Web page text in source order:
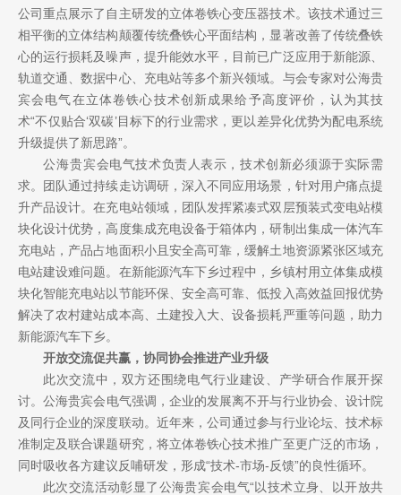
公司重点展示了自主研发的立体卷铁心变压器技术。该技术通过三
相平衡的立体结构颠覆传统叠铁心平面结构，显著改善了传统叠铁
心的运行损耗及噪声，提升能效水平，目前已广泛应用于新能源、
轨道交通、数据中心、充电站等多个新兴领域。与会专家对公海贵
宾会电气在立体卷铁心技术创新成果给予高度评价，认为其技
术“不仅贴合‘双碳’目标下的行业需求，更以差异化优势为配电系统
升级提供了新思路”。
公海贵宾会电气技术负责人表示，技术创新必须源于实际需
求。团队通过持续走访调研，深入不同应用场景，针对用户痛点提
升产品设计。在充电站领域，团队发挥紧凑式双层预装式变电站模
块化设计优势，高度集成充电设备于箱体内，研制出集成一体汽车
充电站，产品占地面积小且安全高可靠，缓解土地资源紧张区域充
电站建设难问题。在新能源汽车下乡过程中，乡镇村用立体集成模
块化智能充电站以节能环保、安全高可靠、低投入高效益回报优势
解决了农村建站成本高、土建投入大、设备损耗严重等问题，助力
新能源汽车下乡。
开放交流促共赢，协同协会推进产业升级
此次交流中，双方还围绕电气行业建设、产学研合作展开探
讨。公海贵宾会电气强调，企业的发展离不开与行业协会、设计院
及同行企业的深度联动。近年来，公司通过参与行业论坛、技术标
准制定及联合课题研究，将立体卷铁心技术推广至更广泛的市场，
同时吸收各方建议反哺研发，形成“技术-市场-反馈”的良性循环。
此次交流活动彰显了公海贵宾会电气“以技术立身、以开放共